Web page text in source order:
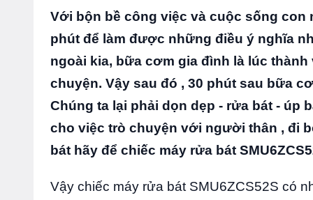
Với bộn bề công việc và cuộc sống
phút để làm được những điều ý nghĩa
ngoài kia, bữa cơm gia đình là lúc
chuyện. Vậy sau đó , 30 phút sau bữa
Chúng ta lại phải dọn dẹp - rửa bát - úp
cho việc trò chuyện với người thân , đi
bát hãy để chiếc máy rửa bát
Vậy chiếc máy rửa bát SMU6ZCS52S có